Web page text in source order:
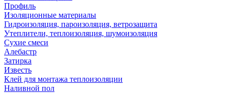
Профиль
Изоляционные материалы
Гидроизоляция, пароизоляция, ветрозащита
Утеплители, теплоизоляция, шумоизоляция
Сухие смеси
Алебастр
Затирка
Известь
Клей для монтажа теплоизоляции
Наливной пол